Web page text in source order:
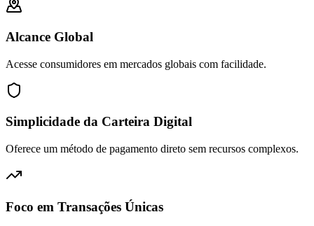
Alcance Global
Acesse consumidores em mercados globais com facilidade.
Simplicidade da Carteira Digital
Oferece um método de pagamento direto sem recursos complexos.
Foco em Transações Únicas